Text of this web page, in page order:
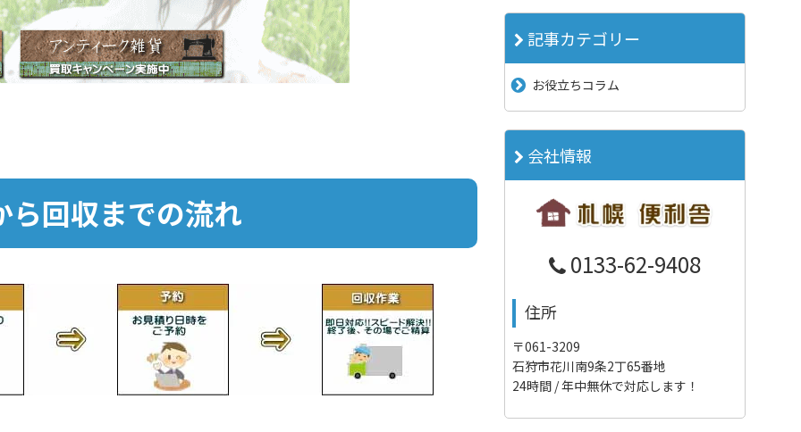
ら回収までの流れ
記事カテゴリー
お役立ちコラム
会社情報
0133-62-9408
住所
〒061-3209
石狩市花川南9条2丁65番地
24時間 / 年中無休で対応します！